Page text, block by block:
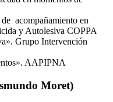
acompañamiento en
y Autolesiva COPPA
Grupo Intervención
AAPIPNA
Moret)